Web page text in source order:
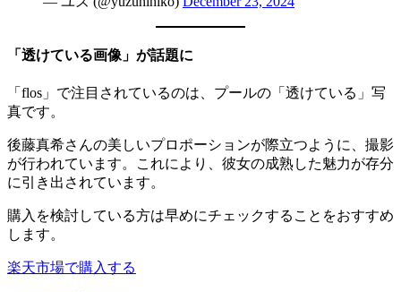
「透けている画像」が話題に
「flos」で注目されているのは、プールの「透けている」写
真です。
後藤真希さんの美しいプロポーションが際立つように、撮影
が行われています。これにより、彼女の成熟した魅力が存分
に引き出されています。
購入を検討している方は早めにチェックすることをおすすめ
します。
楽天市場で購入する